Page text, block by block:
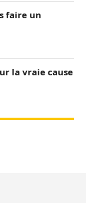
faire un
la vraie cause